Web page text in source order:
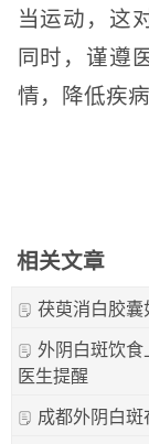
当运动，这
同时，谨遵
情，降低疾
相关文章
茯萸消白胶
外阴白斑饮食
医生提醒
成都外阴白斑